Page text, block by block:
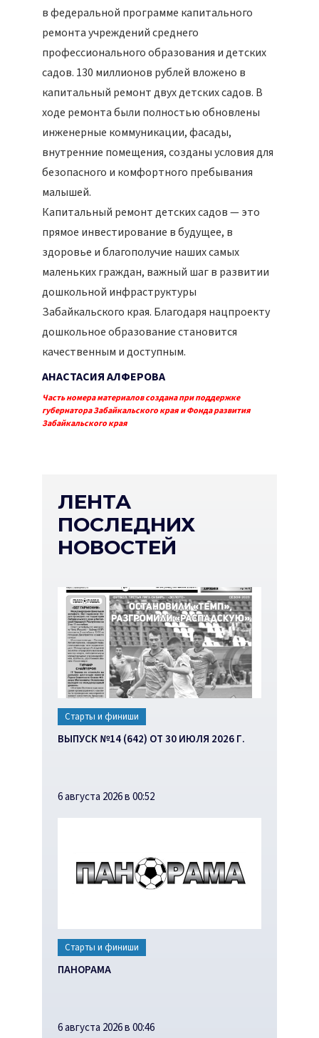
в федеральной программе капитального
ремонта учреждений среднего
профессионального образования и детских
садов. 130 миллионов рублей вложено в
капитальный ремонт двух детских садов. В
ходе ремонта были полностью обновлены
инженерные коммуникации, фасады,
внутренние помещения, созданы условия для
безопасного и комфортного пребывания
малышей.
Капитальный ремонт детских садов — это
прямое инвестирование в будущее, в
здоровье и благополучие наших самых
маленьких граждан, важный шаг в развитии
дошкольной инфраструктуры
Забайкальского края. Благодаря нацпроекту
дошкольное образование становится
качественным и доступным.
АНАСТАСИЯ АЛФЕРОВА
Часть номера материалов создана при поддержке
губернатора Забайкальского края и Фонда развития
Забайкальского края
ЛЕНТА
ПОСЛЕДНИХ
НОВОСТЕЙ
Старты и финиши
ВЫПУСК №14 (642) ОТ 30 ИЮЛЯ 2026 Г.
6 августа 2026 в 00:52
Старты и финиши
ПАНОРАМА
6 августа 2026 в 00:46